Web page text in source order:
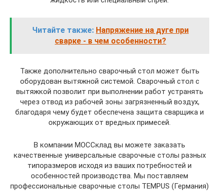
Читайте также: Напряжение на дуге при
сварке - в чем особенности?
Также дополнительно сварочный стол может быть
оборудован вытяжной системой. Сварочный стол с
вытяжкой позволит при выполнении работ устранять
через отвод из рабочей зоны загрязненный воздух,
благодаря чему будет обеспечена защита сварщика и
окружающих от вредных примесей.
В компании МОССклад вы можете заказать
качественные универсальные сварочные столы разных
типоразмеров исходя из ваших потребностей и
особенностей производства. Мы поставляем
профессиональные сварочные столы TEMPUS (Германия)